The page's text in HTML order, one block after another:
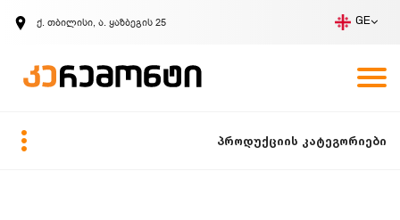
ქ. თბილისი, ა. ყაზბეგის 25 GE
ზარის მოთხოვნა
პროდუქციის კატეგორიები